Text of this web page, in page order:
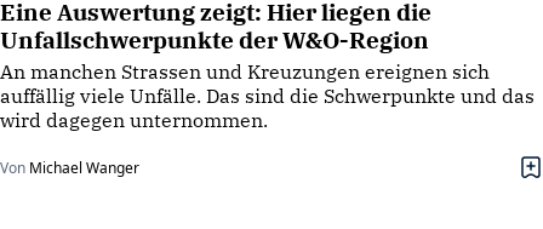
Eine Auswertung zeigt: Hier liegen die
Unfallschwerpunkte der W&O-Region
An manchen Strassen und Kreuzungen ereignen sich
auffällig viele Unfälle. Das sind die Schwerpunkte und das
wird dagegen unternommen.
Von Michael Wanger